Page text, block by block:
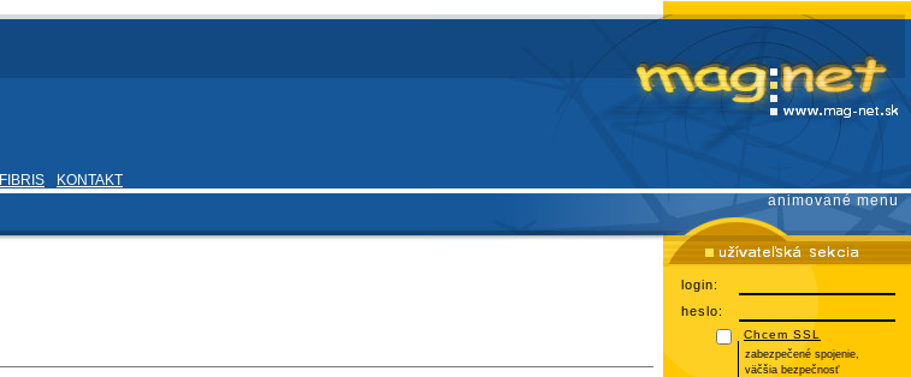
FIBRIS
KONTAKT
animované menu
login:
heslo:
Chcem SSL
zabezpečené spojenie,
väčšia bezpečnosť